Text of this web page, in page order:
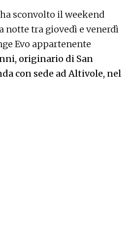
sconvolto il weekend
notte tra giovedì e venerdì
Evo appartenente
originario di San
con sede ad Altivole, nel